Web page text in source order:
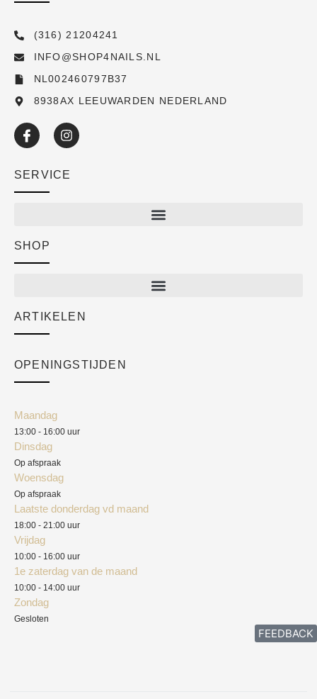
(316) 21204241
INFO@SHOP4NAILS.NL
NL002460797B37
8938AX LEEUWARDEN NEDERLAND
SERVICE
Academy
SHOP
ARTIKELEN
OPENINGSTIJDEN
Maandag
13:00 - 16:00 uur
Dinsdag
Op afspraak
Woensdag
Op afspraak
Laatste donderdag vd maand
18:00 - 21:00 uur
Vrijdag
10:00 - 16:00 uur
1e zaterdag van de maand
10:00 - 14:00 uur
Zondag
Gesloten
FEEDBACK